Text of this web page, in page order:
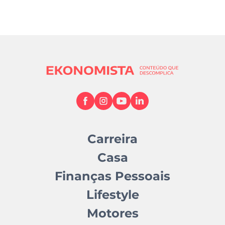
Carreira
Casa
Finanças Pessoais
Lifestyle
Motores